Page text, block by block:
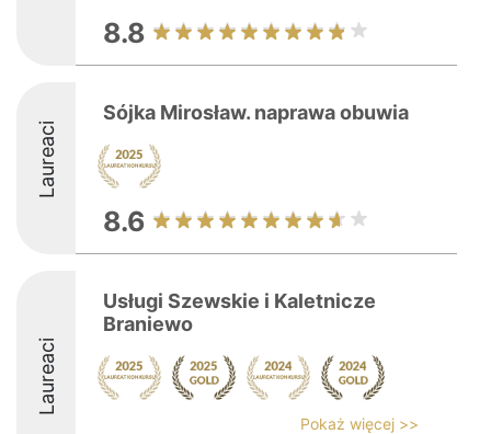
8.8
Laureaci
Sójka Mirosław. naprawa obuwia
8.6
Laureaci
Usługi Szewskie i Kaletnicze
Braniewo
Pokaż więcej >>